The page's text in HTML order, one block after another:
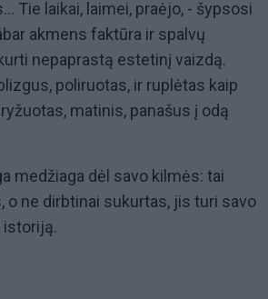
Tie laikai, laimei, praėjo, - šypsosi
akmens faktūra ir spalvų
nepaprastą estetinį vaizdą.
poliruotas, ir ruplėtas kaip
matinis, panašus į odą
medžiaga dėl savo kilmės: tai
o ne dirbtinai sukurtas, jis turi savo
istoriją.